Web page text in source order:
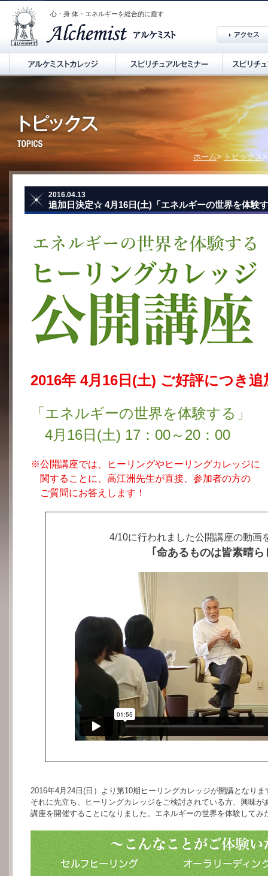
心・身 体・エネルギーを総合的に癒す
ホーム> トピックス
2016.04.13
追加日決定☆ 4月16日(土)「エネルギーの世界を体験
2016年 4月16日(土) ご好評につき
「エネルギーの世界を体験する」
4月16日(土) 17：00～20：00
※公開講座では、ヒーリングやヒーリングカレッジに
関することに、高江洲先生が直接、参加者の方の
ご質問にお答えします！
4/10に行われました公開講座の動画
｢命あるものは皆素晴ら
2016年4月24日(日）より第10期ヒーリングカレッジが開講となりま
それに先立ち、ヒーリングカレッジをご検討されている方、興味
講座を開催することになりました。エネルギーの世界を体験してみ